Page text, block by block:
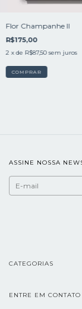
Flor Champanhe II
R$175,00
2 x de R$87,50 sem juros
COMPRAR
ASSINE NOSSA
CATEGORIAS
ENTRE EM CONTATO